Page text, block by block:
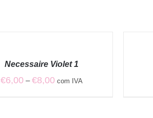
Necessaire Violet 1
€6,00 – €8,00 Price
com IVA